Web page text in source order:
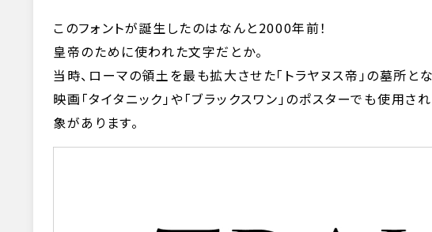
このフォントが誕生したのはなんと2000年前！
皇帝のために使われた文字だとか。
当時、ローマの領土を最も拡大させた「トラヤヌス帝」の墓所と
映画「タイタニック」や「ブラックスワン」のポスターでも使用さ
象があります。